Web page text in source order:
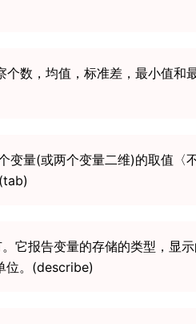
数，均值，标准差，最小值和最
变量(或两个变量二维)的取值〈
它报告变量的存储的类型，显
位。(describe)